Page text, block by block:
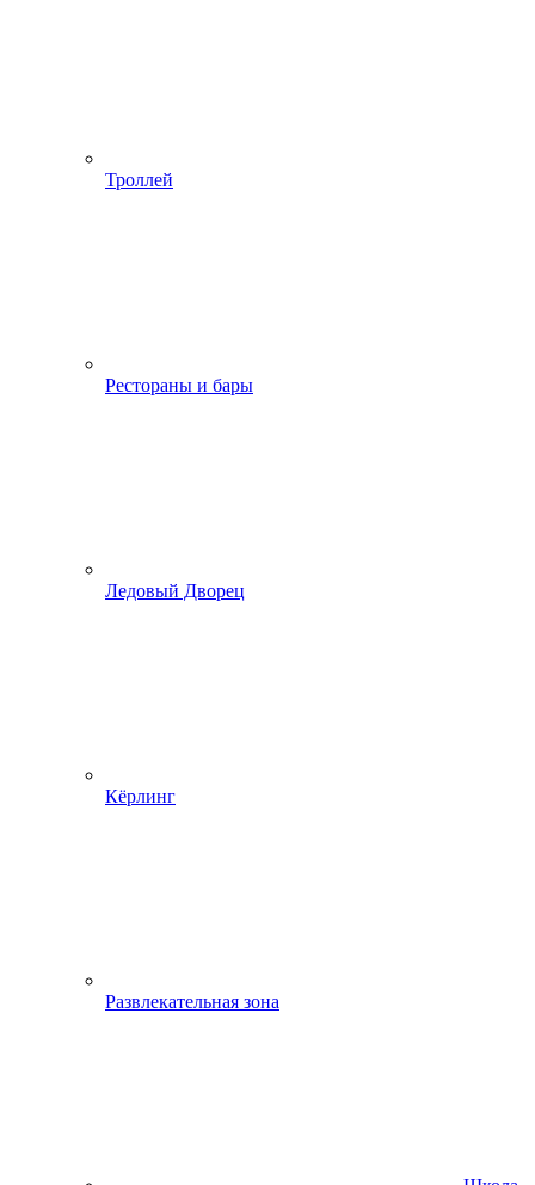
Троллей
Рестораны и бары
Ледовый Дворец
Кёрлинг
Развлекательная зона